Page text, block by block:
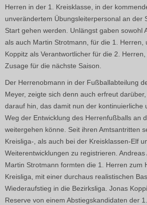
Herren in der 1. Kreisklasse, in der
unverändertem Übungsleiterpersonal an der
Start gehen werden. Unlängst gaben sowohl
als auch Martin Strotmann, für die 1. Herren,
Koppitz als Verantwortlicher für die 2.
Zusage für die nächste Saison.
Der Herrenobmann in der Fußballabteilung
Meyer, zeigte sich denn auch erfreut
darauf hin, das damit nun der kontinuierliche
Weg der Entwicklung des Herrenfußballs an
weitergehen könne. Seit ihren Amtsantritten
Kreisliga-, als auch bei der Kreisklassen-Elf
Weiterentwicklungen zu registrieren. Andreas
Martin Strotmann formten die 1. Herren zum
Kreisliga, mit einer durchaus realistischen
Wiederaufstieg in die Bezirksliga. Jonas
Reserve von einem Abstiegskandidaten der